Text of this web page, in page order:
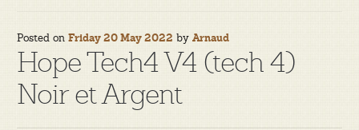
Posted on Friday 20 May 2022 by Arnaud
Hope Tech4 V4 (tech 4)
Noir et Argent